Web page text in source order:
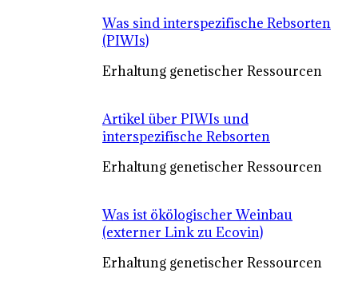
Was sind interspezifische Rebsorten
(PIWIs)
Erhaltung genetischer Ressourcen
Artikel über PIWIs und
interspezifische Rebsorten
Erhaltung genetischer Ressourcen
Was ist ökölogischer Weinbau
(externer Link zu Ecovin)
Erhaltung genetischer Ressourcen